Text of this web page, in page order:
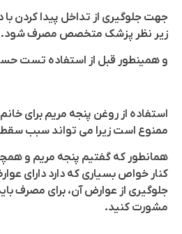
جهت جلوگیری از تداخل پیدا کردن
زیر نظر پزشک متخصص مصرف شود.
و همینطور قبل از استفاده تست
استفاده از روغن پنجه مریم برای خانم
ممنوع است زیرا می تواند سبب
همانطور که گفتیم پنجه مریم و
کنار خواص بسیاری که دارد دارای
جلوگیری از عوارض آن، برای مصرف
مشورت کنید.